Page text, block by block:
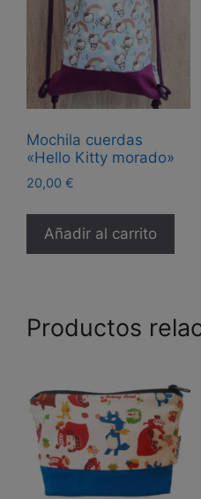
Mochila cuerdas
«Hello Kitty morado»
20,00 €
Añadir al carrito
Productos